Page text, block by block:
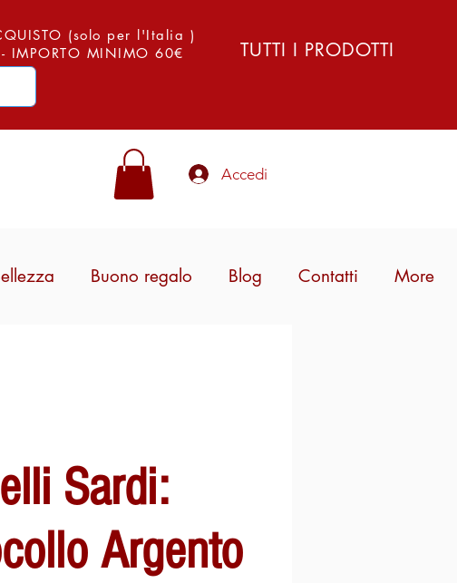
(solo per l'Italia )
- IMPORTO MINIMO 60€
TUTTI I PRODOTTI
Accedi
Buono regalo Blog Contatti More
Sardi:
Argento